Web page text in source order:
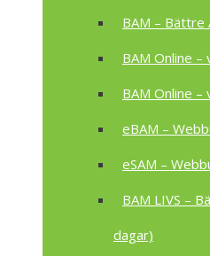
BAM – Bättre
BAM Online –
BAM Online –
eBAM –
eSAM –
BAM LIVS –
dagar)